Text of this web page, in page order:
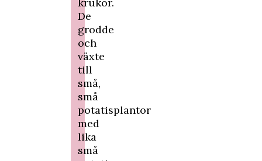
krukor.
De
grodde
och
växte
till
små,
små
potatisplantor
med
lika
små